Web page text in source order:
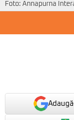
Foto: Annapurna